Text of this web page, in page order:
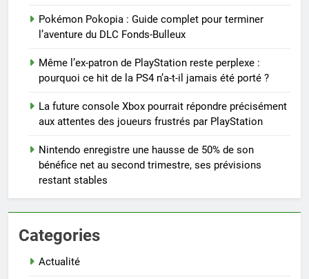
Pokémon Pokopia : Guide complet pour terminer
l’aventure du DLC Fonds-Bulleux
Même l’ex-patron de PlayStation reste perplexe :
pourquoi ce hit de la PS4 n’a-t-il jamais été porté ?
La future console Xbox pourrait répondre précisément
aux attentes des joueurs frustrés par PlayStation
Nintendo enregistre une hausse de 50% de son
bénéfice net au second trimestre, ses prévisions
restant stables
Categories
Actualité